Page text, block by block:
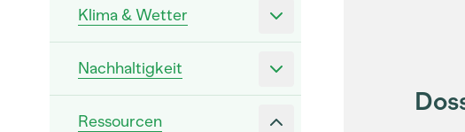
Klima & Wetter
Nachhaltigkeit
Ressourcen